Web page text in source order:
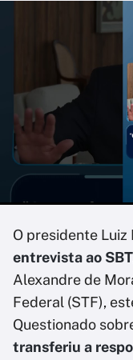
O presidente Luiz
entrevista ao SBT
Alexandre de
Federal (STF),
Questionado
transferiu a